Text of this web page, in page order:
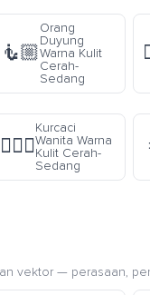
🧜🏼
Orang
Duyung
Warna Kulit
Cerah-
Sedang
🧝🏼‍♀️
Kurcaci
Wanita Warna
Kulit Cerah-
Sedang
vektor — perasaan,